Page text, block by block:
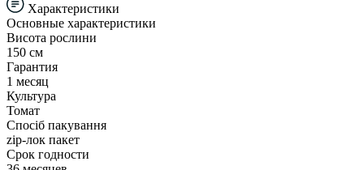
Характеристики
Основные характеристики
Висота рослини
150 см
Гарантия
1 месяц
Культура
Томат
Спосіб пакування
zip-лок пакет
Срок годности